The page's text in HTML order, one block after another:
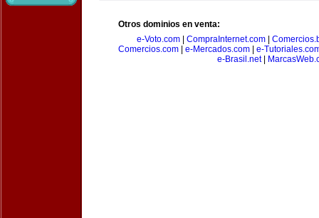
Otros dominios en venta:
e-Voto.com
CompraInternet.com
Comercios.com
e-Mercados.com
e-
e-Brasil.net|